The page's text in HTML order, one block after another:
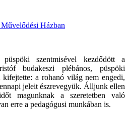
szentmisével kezdődött a
budakeszi plébános, püspöki
kifejtette: a rohanó világ nem engedi,
jeleit észrevegyük. Álljunk ellen
magunknak a szeretetben való
erre a pedagógusi munkában is.